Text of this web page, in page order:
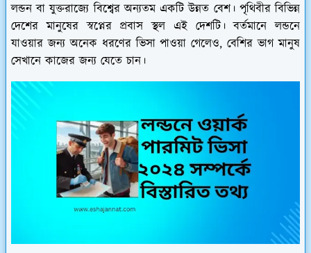
লন্ডন বা যুক্তরাজ্যে বিশ্বের অন্যতম একটি উন্নত বেশ। পৃথিবীর বিভিন্ন
দেশের মানুষের স্বপ্নের প্রবাস স্থল এই দেশটি। বর্তমানে লন্ডনে
যাওয়ার জন্য অনেক ধরণের ভিসা পাওয়া গেলেও, বেশির ভাগ মানুষ
সেখানে কাজের জন্য যেতে চান।